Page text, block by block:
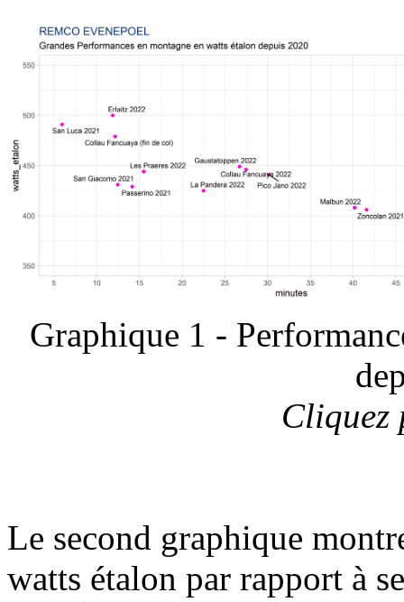
Graphique 1 -
Le second graphique
watts étalon par rapport à